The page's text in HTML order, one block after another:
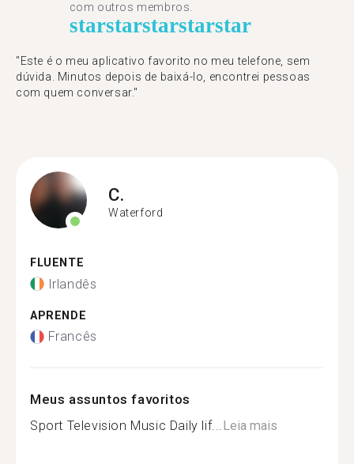
com outros membros.
starstarstarstarstar
"Este é o meu aplicativo favorito no meu telefone, sem
dúvida. Minutos depois de baixá-lo, encontrei pessoas
com quem conversar."
C.
Waterford
FLUENTE
Irlandês
APRENDE
Francês
Meus assuntos favoritos
Sport Television Music Daily lif...Leia mais